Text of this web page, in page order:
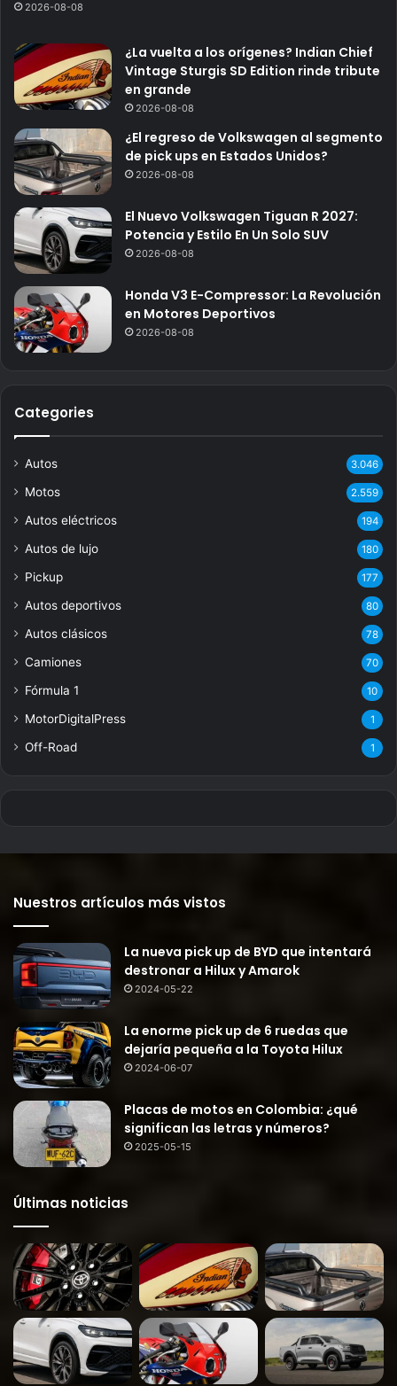
2026-08-08
¿La vuelta a los orígenes? Indian Chief
Vintage Sturgis SD Edition rinde tribute
en grande
2026-08-08
¿El regreso de Volkswagen al segmento
de pick ups en Estados Unidos?
2026-08-08
El Nuevo Volkswagen Tiguan R 2027:
Potencia y Estilo En Un Solo SUV
2026-08-08
Honda V3 E-Compressor: La Revolución
en Motores Deportivos
2026-08-08
Categories
Autos 3.046
Motos 2.559
Autos eléctricos 194
Autos de lujo 180
Pickup 177
Autos deportivos 80
Autos clásicos 78
Camiones 70
Fórmula 1 10
MotorDigitalPress 1
Off-Road 1
Nuestros artículos más vistos
La nueva pick up de BYD que intentará
destronar a Hilux y Amarok
2024-05-22
La enorme pick up de 6 ruedas que
dejaría pequeña a la Toyota Hilux
2024-06-07
Placas de motos en Colombia: ¿qué
significan las letras y números?
2025-05-15
Últimas noticias